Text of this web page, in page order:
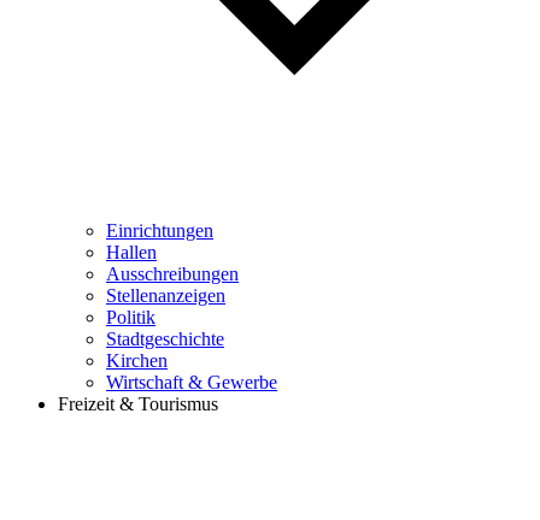
Einrichtungen
Hallen
Ausschreibungen
Stellenanzeigen
Politik
Stadtgeschichte
Kirchen
Wirtschaft & Gewerbe
Freizeit & Tourismus